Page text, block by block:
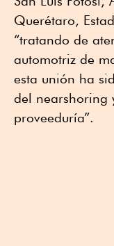
Querétaro,
“tratando de
automotriz de
esta unión ha
del nearshoring
proveeduría”.